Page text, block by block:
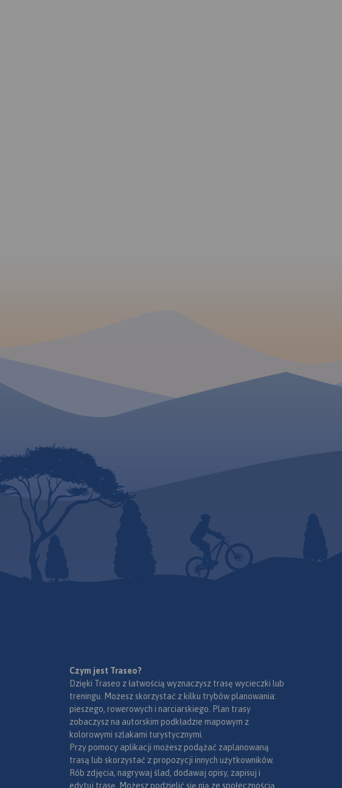
Czym jest Traseo?
Dzięki Traseo z łatwością wyznaczysz trasę wycieczki lub
treningu. Możesz skorzystać z kilku trybów planowania:
pieszego, rowerowych i narciarskiego. Plan trasy
zobaczysz na autorskim podkładzie mapowym z
kolorowymi szlakami turystycznymi.
Przy pomocy aplikacji możesz podążać zaplanowaną
trasą lub skorzystać z propozycji innych użytkowników.
Rób zdjęcia, nagrywaj ślad, dodawaj opisy, zapisuj i
edytuj trasę. Możesz podzielić się nią ze społecznością